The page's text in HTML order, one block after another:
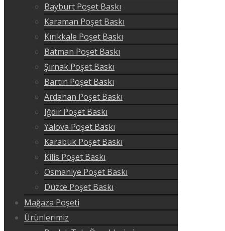
Bayburt Poşet Baskı
Karaman Poşet Baskı
Kırıkkale Poşet Baskı
Batman Poşet Baskı
Şırnak Poşet Baskı
Bartın Poşet Baskı
Ardahan Poşet Baskı
Iğdır Poşet Baskı
Yalova Poşet Baskı
Karabük Poşet Baskı
Kilis Poşet Baskı
Osmaniye Poşet Baskı
Düzce Poşet Baskı
Mağaza Poşeti
Ürünlerimiz